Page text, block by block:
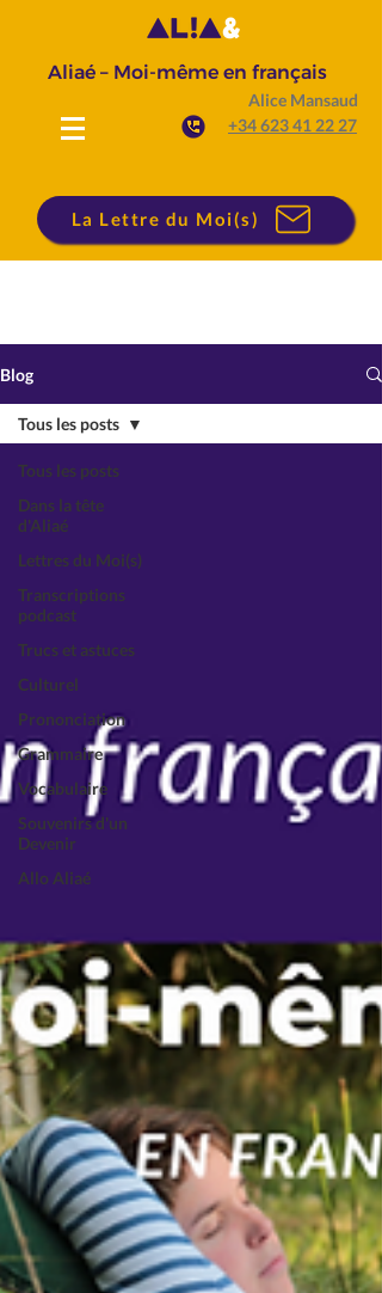
Aliaé – Moi-même en français
Alice Mansaud
+34 623 41 22 27
La Lettre du Moi(s)
Blog
Tous les posts
Dans la tête
d'Aliaé
Lettres du Moi(s)
Transcriptions
podcast
Trucs et astuces
Culturel
Prononciation
Grammaire
Vocabulaire
Souvenirs d'un
Devenir
Allo Aliaé
Tous les posts